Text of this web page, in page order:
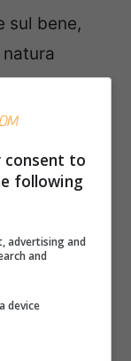
sul bene,
consent to
following
advertising and
and
device